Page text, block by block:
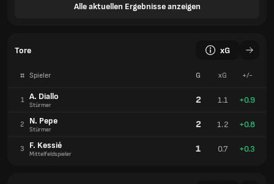
Alle aktuellen Ergebnisse anzeigen
Tore xG
# Spieler G xG +/-
1 A. Diallo
Stürmer 2 1.1 +0.9
2 N. Pepe
Stürmer 2 1.2 +0.8
3 F. Kessié
Mittelfeldspieler 1 0.7 +0.3